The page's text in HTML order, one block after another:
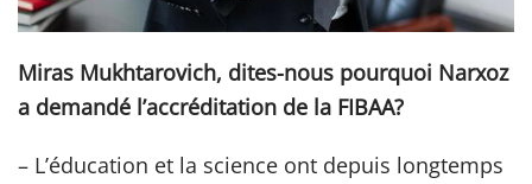
Miras Mukhtarovich, dites-nous pourquoi Narxoz
a demandé l’accréditation de la FIBAA?
– L’éducation et la science ont depuis longtemps